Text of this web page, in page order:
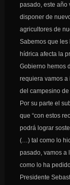
pasado, este año
disponer de
agricultores de
Sabemos que les
hídrica afecta la
Gobierno hemos
requiera vamos a
del campesino de
Por su parte el
que “con estos
podrá lograr
(…) tal como lo
pasado, vamos a
como lo ha
Presidente